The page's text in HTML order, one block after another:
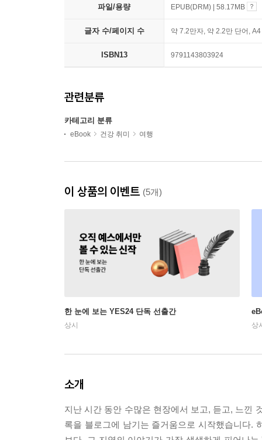
파일/용량 EPUB(DRM) | 58.17MB
글자 수/페이지 수 약 7.2만자, 약 2.2만 단어,
ISBN13 9791143803924
관련분류
카테고리 분류
eBook 건강 취미 여행
이 상품의 이벤트 (5개)
한 눈에 보는 YES24 단독 선출간
상시 상
소개
지난 시간 동안 수많은 현장에서 보고, 듣고, 느낀
록을 블로그에 남기는 즐거움으로 시작했습니다.